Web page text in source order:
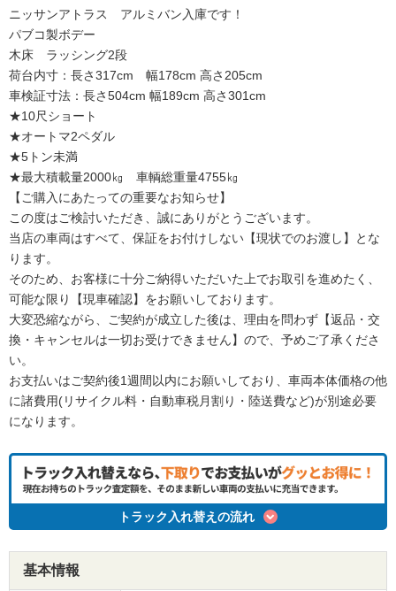
ニッサンアトラス アルミバン入庫です！
パブコ製ボデー
木床 ラッシング2段
荷台内寸：長さ317cm 幅178cm 高さ205cm
車検証寸法：長さ504cm 幅189cm 高さ301cm
★10尺ショート
★オートマ2ペダル
★5トン未満
★最大積載量2000㎏ 車輌総重量4755㎏
【ご購入にあたっての重要なお知らせ】
この度はご検討いただき、誠にありがとうございます。
当店の車両はすべて、保証をお付けしない【現状でのお渡し】とな
ります。
そのため、お客様に十分ご納得いただいた上でお取引を進めたく、
可能な限り【現車確認】をお願いしております。
大変恐縮ながら、ご契約が成立した後は、理由を問わず【返品・交
換・キャンセルは一切お受けできません】ので、予めご了承くださ
い。
お支払いはご契約後1週間以内にお願いしており、車両本体価格の他
に諸費用(リサイクル料・自動車税月割り・陸送費など)が別途必要
になります。
トラック入れ替えの流れ
基本情報